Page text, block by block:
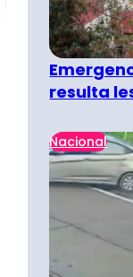
resulta
Nacional